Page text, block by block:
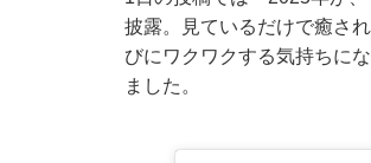
披露。見ているだけで癒さ
びにワクワクする気持ちに
ました。